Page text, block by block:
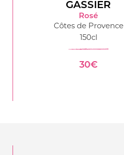
GASSIER
Rosé
Côtes de Provence
150cl
30€